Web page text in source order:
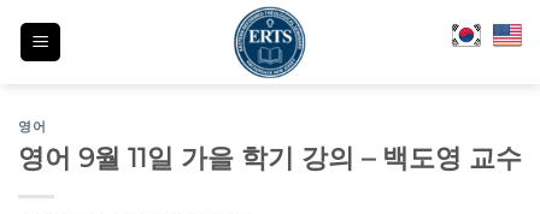
영어
영어 9월 11일 가을 학기 강의 – 백도영 교수